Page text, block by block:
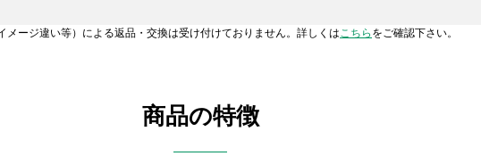
メージ違い等）による返品・交換は受け付けておりません。詳しくはこちら をご確認下さい。
商品の特徴